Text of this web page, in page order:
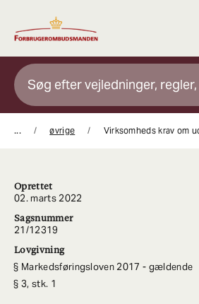
indhold
... øvrige
Oprettet
02. marts 2022
Sagsnummer
21/12319
Lovgivning
Markedsføringsloven 2017 - gældende
3, stk. 1